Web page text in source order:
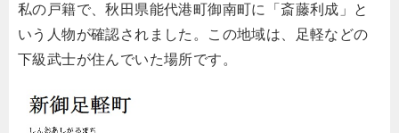
私の戸籍で、秋田県能代港町御南町に「斎藤利成」と
いう人物が確認されました。この地域は、足軽などの
下級武士が住んでいた場所です。